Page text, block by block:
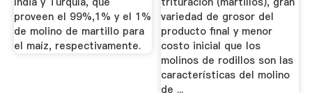
proveen el 99%,1% y el 1%
de molino de martillo para
el maíz, respectivamente.
variedad de grosor del
producto final y menor
costo inicial que los
molinos de rodillos son las
características del molino
de ...